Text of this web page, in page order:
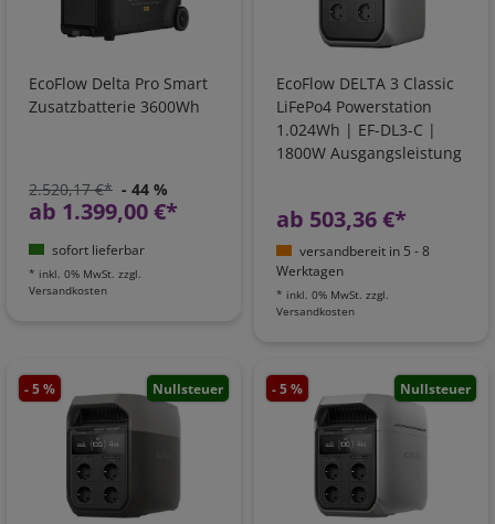
EcoFlow Delta Pro Smart
Zusatzbatterie 3600Wh
2.520,17 €* - 44 %
ab 1.399,00 €*
sofort lieferbar
* inkl. 0% MwSt. zzgl.
Versandkosten
EcoFlow DELTA 3 Classic
LiFePo4 Powerstation
1.024Wh | EF-DL3-C |
1800W Ausgangsleistung
ab 503,36 €*
versandbereit in 5 - 8
Werktagen
* inkl. 0% MwSt. zzgl.
Versandkosten
- 5 % Nullsteuer - 5 % Nullsteuer